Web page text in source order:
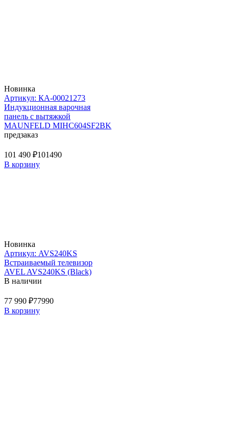
Новинка
Артикул: КА-00021273
Индукционная варочная
панель с вытяжкой
MAUNFELD MIHC604SF2BK
предзаказ
101 490 ₽101490
В корзину
Новинка
Артикул: AVS240KS
Встраиваемый телевизор
AVEL AVS240KS (Black)
В наличии
77 990 ₽77990
В корзину